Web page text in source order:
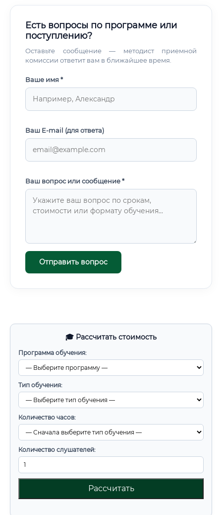
🎓 Рассчитать стоимость
Программа обучения:
Тип обучения:
Количество часов:
Количество слушателей:
Рассчитать
расхода сырья, химикатов и энергоресурсов 📌
экологической безопасности ⚠️ На крупных
предприятиях технолог может специализироваться на
бумагоделательная машина, отделка и упаковка. На
малых предприятиях один специалист нередко
Есть вопросы по программе или
поступлению?
Оставьте сообщение — методист приемной
комиссии ответит вам в ближайшее время.
Ваше имя *
Ваш E-mail (для ответа)
Ваш вопрос или сообщение *
Отправить вопрос